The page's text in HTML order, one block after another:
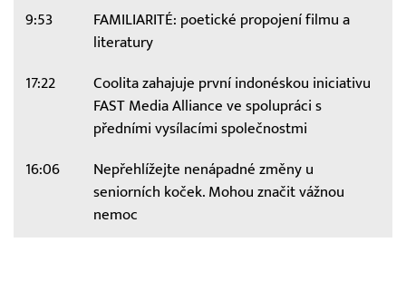
9:53
FAMILIARITÉ: poetické propojení filmu a
literatury
17:22
Coolita zahajuje první indonéskou iniciativu
FAST Media Alliance ve spolupráci s
předními vysílacími společnostmi
16:06
Nepřehlížejte nenápadné změny u
seniorních koček. Mohou značit vážnou
nemoc